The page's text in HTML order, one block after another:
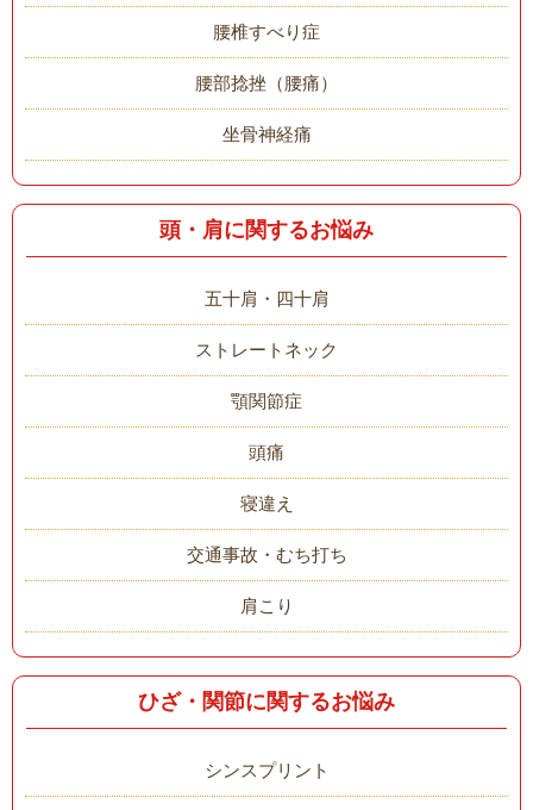
腰椎すべり症
腰部捻挫（腰痛）
坐骨神経痛
頭・肩に関するお悩み
五十肩・四十肩
ストレートネック
顎関節症
頭痛
寝違え
交通事故・むち打ち
肩こり
ひざ・関節に関するお悩み
シンスプリント